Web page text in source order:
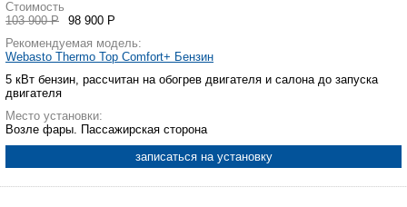
Стоимость
103 900 Р
98 900 Р
Рекомендуемая модель:
Webasto Thermo Top Comfort+ Бензин
5 кВт бензин, рассчитан на обогрев двигателя и салона до запуска
двигателя
Место установки:
Возле фары. Пассажирская сторона
записаться на установку